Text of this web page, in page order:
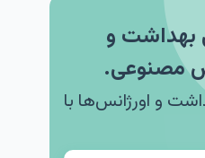
بهداشت و
مصنوعی.
و اورژانس‌ها با